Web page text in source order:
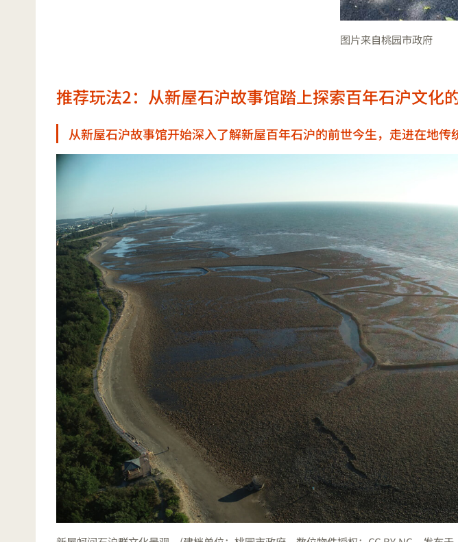
图片来自桃园市政府
推荐玩法2：从新屋石沪故事馆踏上探索百年石沪文化
从新屋石沪故事馆开始深入了解新屋百年石沪的前世今生，走进在地传